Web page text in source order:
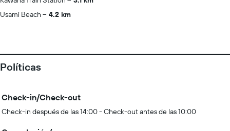
Usami Beach
4.2 km
Políticas
Check-in/Check-out
Check-in después de las 14:00 - Check-out antes de las 10:00